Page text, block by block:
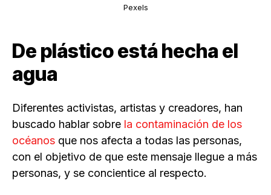
Pexels
De plástico está hecha el
agua
Diferentes activistas, artistas y creadores, han
buscado hablar sobre la contaminación de los
océanos que nos afecta a todas las personas,
con el objetivo de que este mensaje llegue a más
personas, y se concientice al respecto.